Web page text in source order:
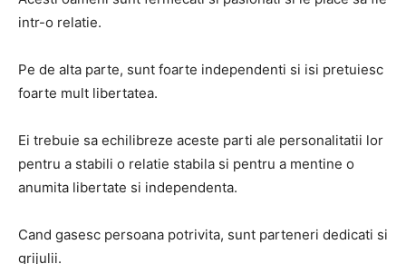
intr-o relatie.
Pe de alta parte, sunt foarte independenti si isi pretuiesc
foarte mult libertatea.
Ei trebuie sa echilibreze aceste parti ale personalitatii lor
pentru a stabili o relatie stabila si pentru a mentine o
anumita libertate si independenta.
Cand gasesc persoana potrivita, sunt parteneri dedicati si
grijulii.